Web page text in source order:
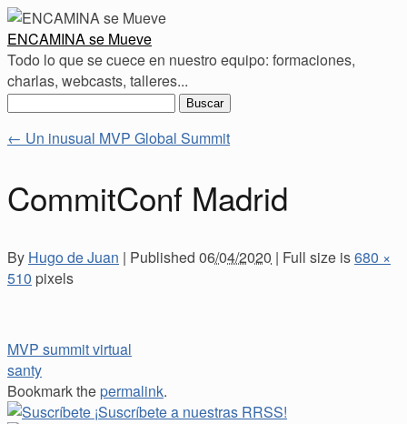
ENCAMINA se Mueve
Todo lo que se cuece en nuestro equipo: formaciones,
charlas, webcasts, talleres...
Buscar:
← Un inusual MVP Global Summit
CommitConf Madrid
By Hugo de Juan | Published 06/04/2020 | Full size is680 ×
510 pixels
MVP summit virtual
santy
Bookmark thepermalink.
¡Suscríbete a nuestras RRSS!